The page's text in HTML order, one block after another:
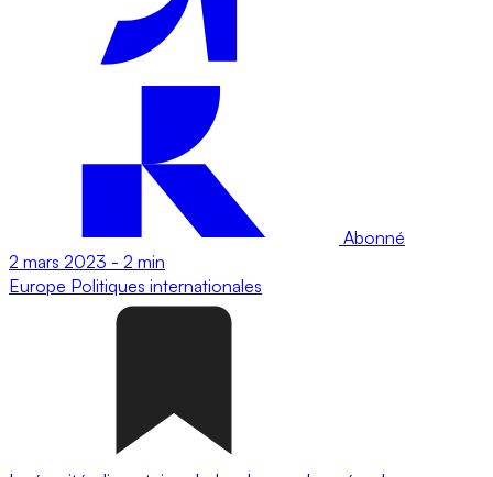
Abonné
2 mars 2023 - 2 min
Europe Politiques internationales